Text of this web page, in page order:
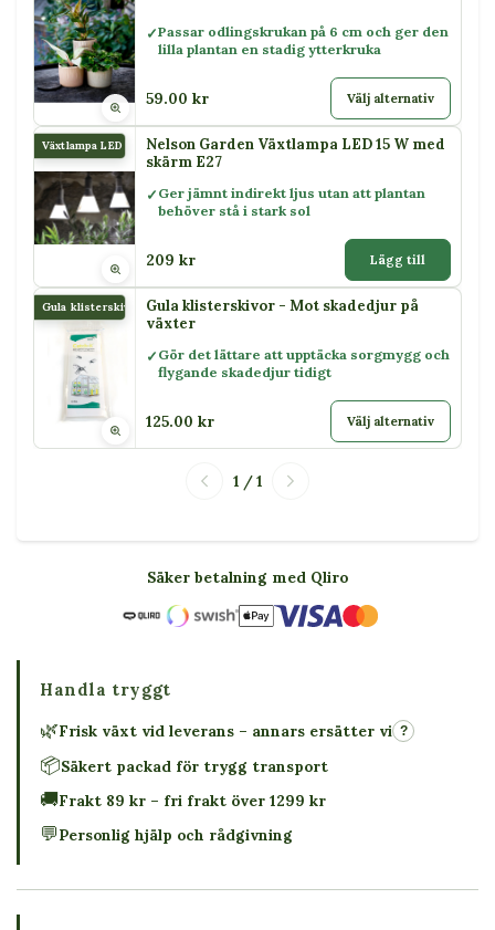
Passar odlingskrukan på 6 cm och ger den
lilla plantan en stadig ytterkruka
59.00 kr Välj alternativ
Växtlampa LED 15 WNelson Garden Växtlampa LED 15 W med
skärm E27
Ger jämnt indirekt ljus utan att plantan
behöver stå i stark sol
209 kr Lägg till
Gula klisterskivor
Gula klisterskivor - Mot skadedjur på
växter
Gör det lättare att upptäcka sorgmygg och
flygande skadedjur tidigt
125.00 kr Välj alternativ
1 / 1
Säker betalning med Qliro
Handla tryggt
🌿Frisk växt vid leverans – annars ersätter vi ?
📦Säkert packad för trygg transport
🚚Frakt 89 kr – fri frakt över 1299 kr
💬Personlig hjälp och rådgivning